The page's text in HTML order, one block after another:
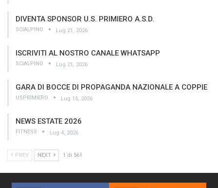
DIVENTA SPONSOR U.S. PRIMIERO A.S.D.
SCIALPINO Lug 21, 2026
ISCRIVITI AL NOSTRO CANALE WHATSAPP
SCIALPINO Lug 21, 2026
GARA DI BOCCE DI PROPAGANDA NAZIONALE A COPPIE
USPRIMIERO Lug 15, 2026
NEWS ESTATE 2026
FITNESS Lug 4, 2026
PREV NEXT 1 di 561